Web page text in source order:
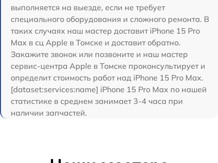
выполняется на выезде, если не требует
специального оборудования и сложного ремонта. В
таких случаях наш мастер доставит iPhone 15 Pro
Max в сц Apple в Томске и доставит обратно.
Закажите звонок или позвоните и наш мастер
сервис-центра Apple в Томске проконсультирует и
определит стоимость работ над iPhone 15 Pro Max.
[dataset:services:name] iPhone 15 Pro Max по нашей
статистике в среднем занимает 3-4 часа при
наличии запчастей.